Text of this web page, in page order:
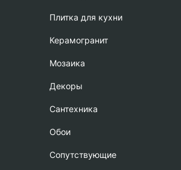
Плитка для кухни
Керамогранит
Мозаика
Декоры
Сантехника
Обои
Сопутствующие